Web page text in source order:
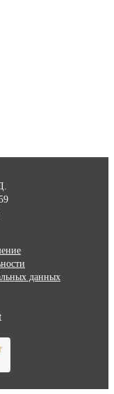
данных